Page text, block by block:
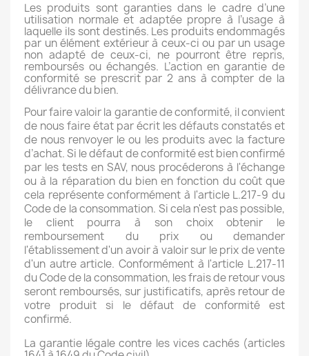
Les produits sont garanties dans le cadre d’une
utilisation normale et adaptée propre à l’usage à
laquelle ils sont destinés. Les produits endommagés
par un élément extérieur à ceux-ci ou par un usage
non adapté de ceux-ci, ne pourront être repris,
remboursés ou échangés. L’action en garantie de
conformité se prescrit par 2 ans à compter de la
délivrance du bien.
Pour faire valoir la garantie de conformité, il convient
de nous faire état par écrit les défauts constatés et
de nous renvoyer le ou les produits avec la facture
d’achat. Si le défaut de conformité est bien confirmé
par les tests en SAV, nous procéderons à l'échange
ou à la réparation du bien en fonction du coût que
cela représente conformément à l'article L.217-9 du
Code de la consommation. Si cela n'est pas possible,
le client pourra à son choix obtenir le
remboursement du prix ou demander
l'établissement d'un avoir à valoir sur le prix de vente
d'un autre article. Conformément à l'article L.217-11
du Code de la consommation, les frais de retour vous
seront remboursés, sur justificatifs, après retour de
votre produit si le défaut de conformité est
confirmé.
La garantie légale contre les vices cachés (articles